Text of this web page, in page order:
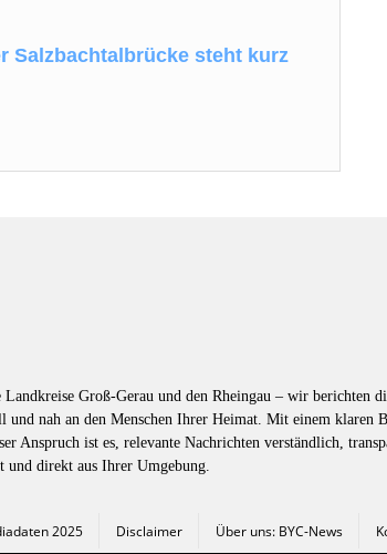
Salzbachtalbrücke steht kurz
Groß-Gerau und den Rheingau – wir
und nah an den Menschen Ihrer Heimat. Mit einem
Anspruch ist es, relevante Nachrichten verständlich,
und direkt aus Ihrer Umgebung.
2025 Disclaimer Über uns: BYC-News